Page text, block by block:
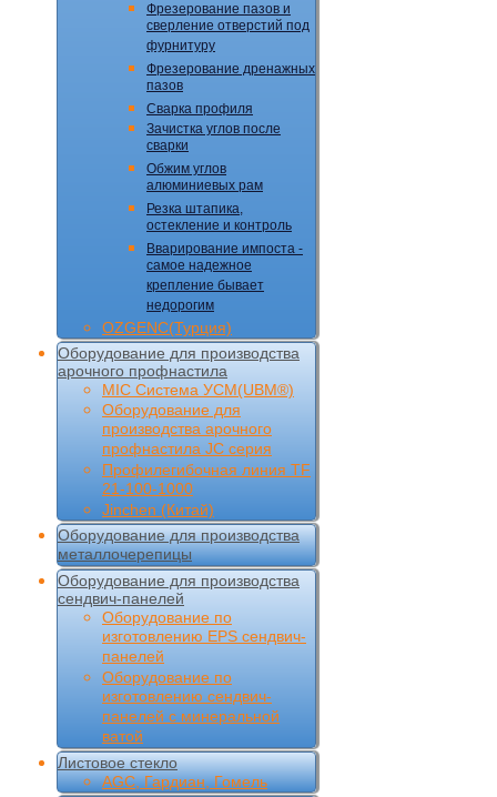
Фрезерование пазов и
сверление отверстий под
фурнитуру
Фрезерование дренажных
пазов
Сварка профиля
Зачистка углов после
сварки
Обжим углов
алюминиевых рам
Резка штапика,
остекление и контроль
Вварирование импоста -
самое надежное
крепление бывает
недорогим
OZGENC(Турция)
Оборудование для производства
арочного профнастила
MIC Cистема УCM(UBM®)
Оборудование для
производства арочного
профнастила JC серия
Профилегибочная линия TF
21-100-1000
Jinchen (Китай)
Оборудование для производства
металлочерепицы
Оборудование для производства
сендвич-панелей
Оборудование по
изготовлению EPS сендвич-
панелей
Оборудование по
изготовлению сендвич-
панелей с минеральной
ватой
Листовое стекло
AGC, Гардиан, Гомель